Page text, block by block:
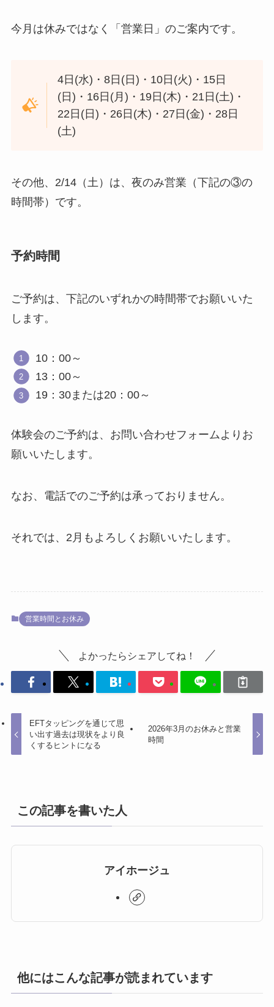
今月は休みではなく「営業日」のご案内です。
4日(水)・8日(日)・10日(火)・15日
(日)・16日(月)・19日(木)・21日(土)・
22日(日)・26日(木)・27日(金)・28日
(土)
その他、2/14（土）は、夜のみ営業（下記の③の
時間帯）です。
予約時間
ご予約は、下記のいずれかの時間帯でお願いいた
します。
10：00～
13：00～
19：30または20：00～
体験会のご予約は、お問い合わせフォームよりお
願いいたします。
なお、電話でのご予約は承っておりません。
それでは、2月もよろしくお願いいたします。
営業時間とお休み
よかったらシェアしてね！
EFTタッピングを通じて思
い出す過去は現状をより良
くするヒントになる
2026年3月のお休みと営業
時間
この記事を書いた人
アイホージュ
他にはこんな記事が読まれています